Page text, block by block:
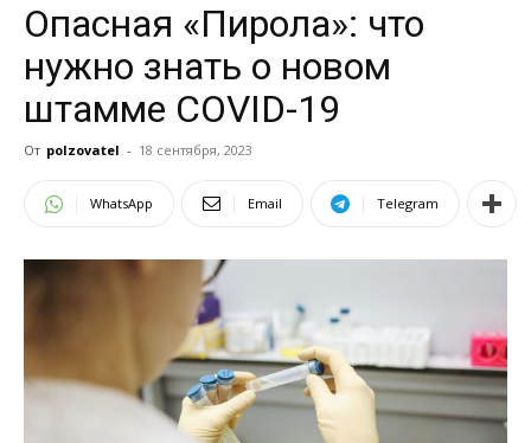
Опасная «Пирола»: что
нужно знать о новом
штамме COVID-19
От polzovatel - 18 сентября, 2023
WhatsApp Email Telegram